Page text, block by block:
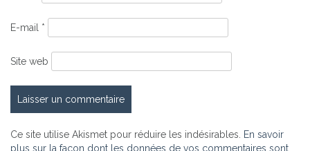
E-mail *
Site web
Ce site utilise Akismet pour réduire les indésirables. En savoir
plus sur la façon dont les données de vos commentaires sont